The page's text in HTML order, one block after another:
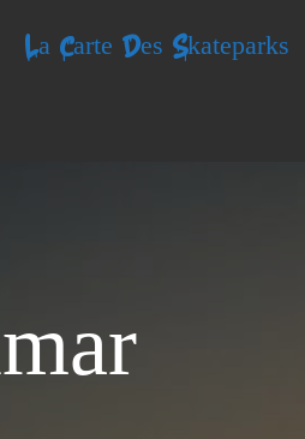
La Carte Des Skateparks